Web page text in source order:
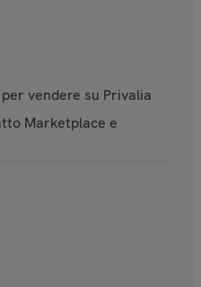
vendere su Privalia
Marketplace e